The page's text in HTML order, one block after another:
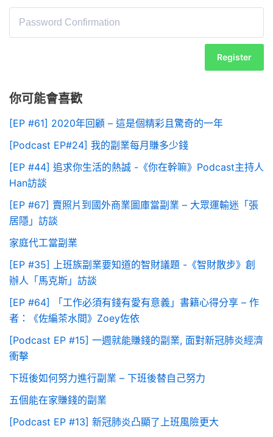
Register
你可能會喜歡
[EP #61] 2020年回顧 – 這是個精彩且驚奇的一年
[Podcast EP#24] 我的副業每月賺多少錢
[EP #44] 追求你生活的熱誠 -《你在幹嘛》Podcast主持人
Han訪談
[EP #67] 賣照片到國外商業圖庫當副業 – 大眾運輸迷「張
居隱」訪談
家庭代工當副業
[EP #35] 上班族副業要知道的智財議題 -《智財散步》創
辦人「馬克斯」訪談
[EP #64] 「工作必須有錢有愛有意義」書籍心得分享 – 作
者：《佐編茶水間》Zoey佐依
[Podcast EP #15] 一週就能賺錢的副業, 面對新冠肺炎經濟
衝擊
下班後如何努力進行副業 – 下班後替自己努力
五個能在家賺錢的副業
[Podcast EP #13] 新冠肺炎凸顯了上班風險更大